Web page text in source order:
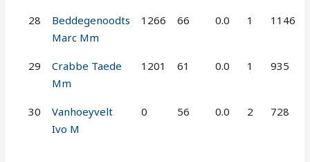
28
Beddegenoodts
Marc Mm
1266 66 0.0 1 1146
29
Crabbe Taede
Mm
1201 61 0.0 1 935
30
Vanhoeyvelt
Ivo M
0 56 0.0 2 728